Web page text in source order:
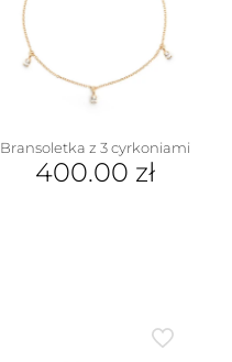
Bransoletka z 3 cyrkoniami
400.00 zł